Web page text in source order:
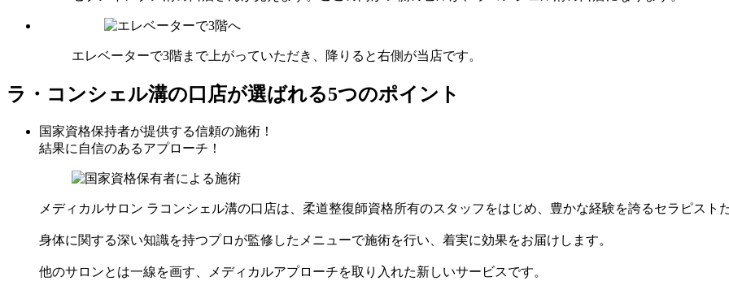
エレベーターで3階まで上がっていただき、降りると右側が当店です。
ラ・コンシェル溝の口店が選ばれる5つのポイント
国家資格保持者が提供する信頼の施術！
結果に自信のあるアプローチ！
メディカルサロン ラコンシェル溝の口店は、柔道整復師資格所有のスタッフをはじめ、豊かな経験を誇るセラピスト
身体に関する深い知識を持つプロが監修したメニューで施術を行い、着実に効果をお届けします。
他のサロンとは一線を画す、メディカルアプローチを取り入れた新しいサービスです。